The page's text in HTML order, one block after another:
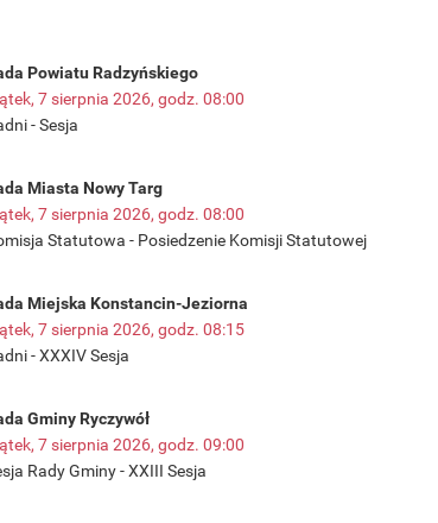
Powiatu Radzyńskiego
7 sierpnia 2026, godz. 08:00
- Sesja
Miasta Nowy Targ
7 sierpnia 2026, godz. 08:00
Statutowa - Posiedzenie Komisji Statutowej
Miejska Konstancin-Jeziorna
7 sierpnia 2026, godz. 08:15
- XXXIV Sesja
Gminy Ryczywół
7 sierpnia 2026, godz. 09:00
Rady Gminy - XXIII Sesja